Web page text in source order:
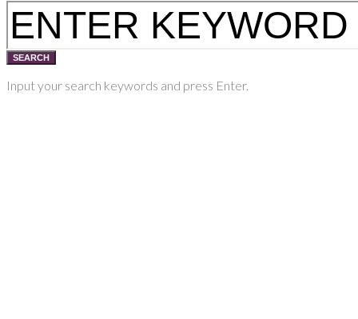
SEARCH
Input your search keywords and press Enter.